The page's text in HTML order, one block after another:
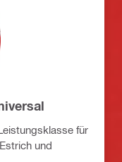
für
und